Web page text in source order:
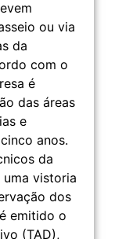
ou via
da
com o
é
das áreas
e
anos.
da
uma vistoria
dos
emitido o
(TAD),